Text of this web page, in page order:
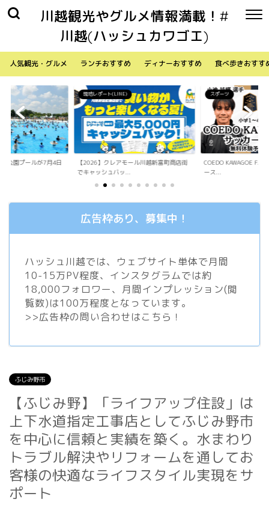
川越観光やグルメ情報満載！#
川越(ハッシュカワゴエ)
人気観光・グルメ ランチおすすめ ディナーおすすめ 食べ歩きおすす
ル川越新富町商店街
スポーツ
COEDO KAWAGOE F.Cが小学生向けサッカ
ース...
生活
「Sky Walker 7058」
内ア...
広告枠あり、募集中！
ハッシュ川越では、ウェブサイト単体で月間
10-15万PV程度、 インスタグラムでは約
18,000フォロワー、月間インプレッション(閲
覧数)は100万程度となっています。
>>広告枠の問い合わせはこちら！
ふじみ野市
【ふじみ野】「ライフアップ住設」は
上下水道指定工事店としてふじみ野市
を中心に信頼と実績を築く。水まわり
トラブル解決やリフォームを通してお
客様の快適なライフスタイル実現をサ
ポート